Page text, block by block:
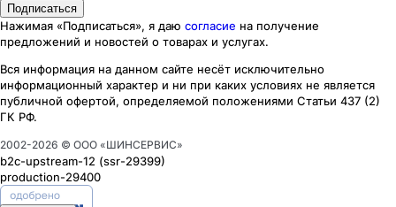
Подписаться
Нажимая «Подписаться», я даю согласие на получение
предложений и новостей о товарах и услугах.
Вся информация на данном сайте несёт исключительно
информационный характер и ни при каких условиях не является
публичной офертой, определяемой положениями Статьи 437 (2)
ГК РФ.
2002-2026 © ООО «ШИНСЕРВИС»
b2c-upstream-12 (ssr-29399)
production-29400